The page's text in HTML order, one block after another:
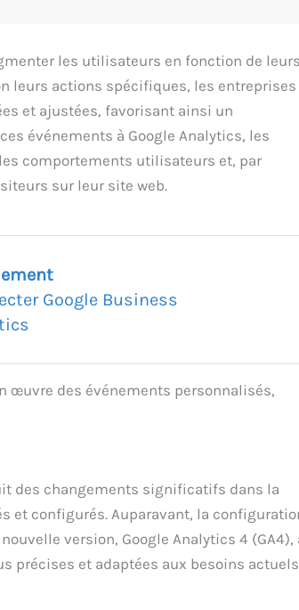
les utilisateurs en fonction de leurs
leurs actions spécifiques, les entreprises
et ajustées, favorisant ainsi un
événements à Google Analytics, les
comportements utilisateurs et, par
sur leur site web.
Google Business
œuvre des événements personnalisés,
des changements significatifs dans la
et configurés. Auparavant, la
version, Google Analytics 4 (GA4),
précises et adaptées aux besoins actuels